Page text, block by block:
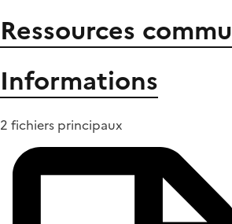
Ressources
Informations
2 fichiers principaux